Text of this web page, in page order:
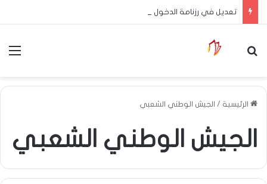
تعديل في رزنامة الدخول المدرسي
بحث عن
الرئيسية / الجيش الوطني الشعبي
الجيش الوطني الشعبي